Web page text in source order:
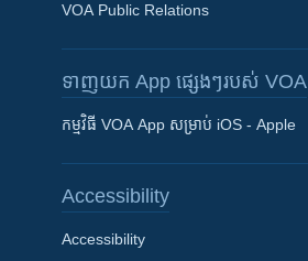
Khmer English
ភាសា
VOA Public Relations
ទាញយក​ App ផ្សេងៗ​របស់​ VOA
កម្មវិធី​ VOA App សម្រាប់ iOS - Apple
Accessibility
Accessibility